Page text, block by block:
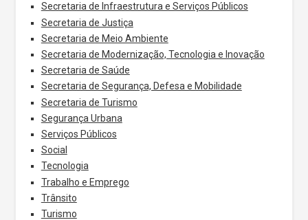
Secretaria de Infraestrutura e Serviços Públicos
Secretaria de Justiça
Secretaria de Meio Ambiente
Secretaria de Modernização, Tecnologia e Inovação
Secretaria de Saúde
Secretaria de Segurança, Defesa e Mobilidade
Secretaria de Turismo
Segurança Urbana
Serviços Públicos
Social
Tecnologia
Trabalho e Emprego
Trânsito
Turismo